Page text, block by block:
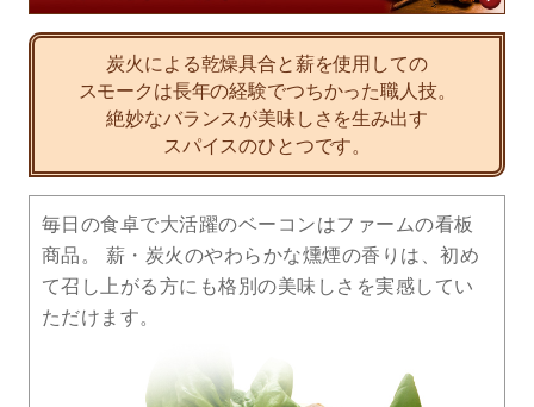
炭火による乾燥具合と薪を使用しての
スモークは長年の経験でつちかった職人技。
絶妙なバランスが美味しさを生み出す
スパイスのひとつです。
毎日の食卓で大活躍のベーコンはファームの看板
商品。 薪・炭火のやわらかな燻煙の香りは、初め
て召し上がる方にも格別の美味しさを実感してい
ただけます。